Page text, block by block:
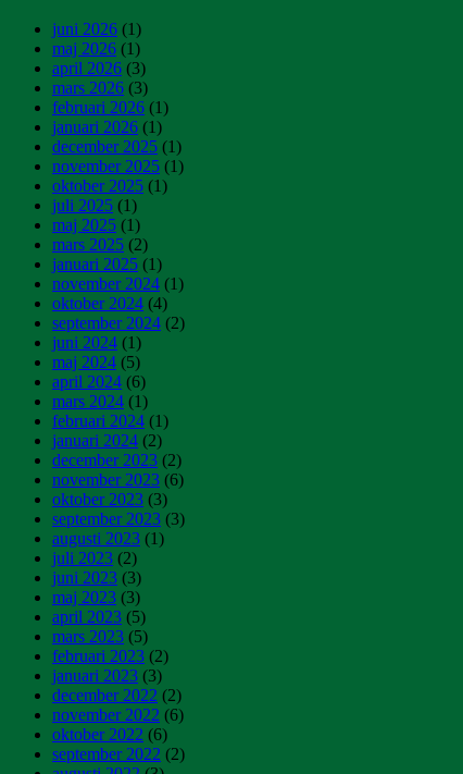
juni 2026 (1)
maj 2026 (1)
april 2026 (3)
mars 2026 (3)
februari 2026 (1)
januari 2026 (1)
december 2025 (1)
november 2025 (1)
oktober 2025 (1)
juli 2025 (1)
maj 2025 (1)
mars 2025 (2)
januari 2025 (1)
november 2024 (1)
oktober 2024 (4)
september 2024 (2)
juni 2024 (1)
maj 2024 (5)
april 2024 (6)
mars 2024 (1)
februari 2024 (1)
januari 2024 (2)
december 2023 (2)
november 2023 (6)
oktober 2023 (3)
september 2023 (3)
augusti 2023 (1)
juli 2023 (2)
juni 2023 (3)
maj 2023 (3)
april 2023 (5)
mars 2023 (5)
februari 2023 (2)
januari 2023 (3)
december 2022 (2)
november 2022 (6)
oktober 2022 (6)
september 2022 (2)